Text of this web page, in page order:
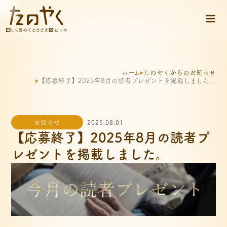
ホーム たのやくからのお知らせ
【応募終了】2025年8月の読者プレゼントを掲載しました。
お知らせ 2025 .08 .01
【応募終了】2025年8月の読者プ
レゼントを掲載しました。